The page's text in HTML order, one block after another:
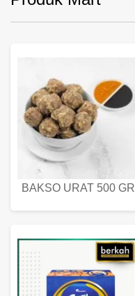
BAKSO URAT 500 GR